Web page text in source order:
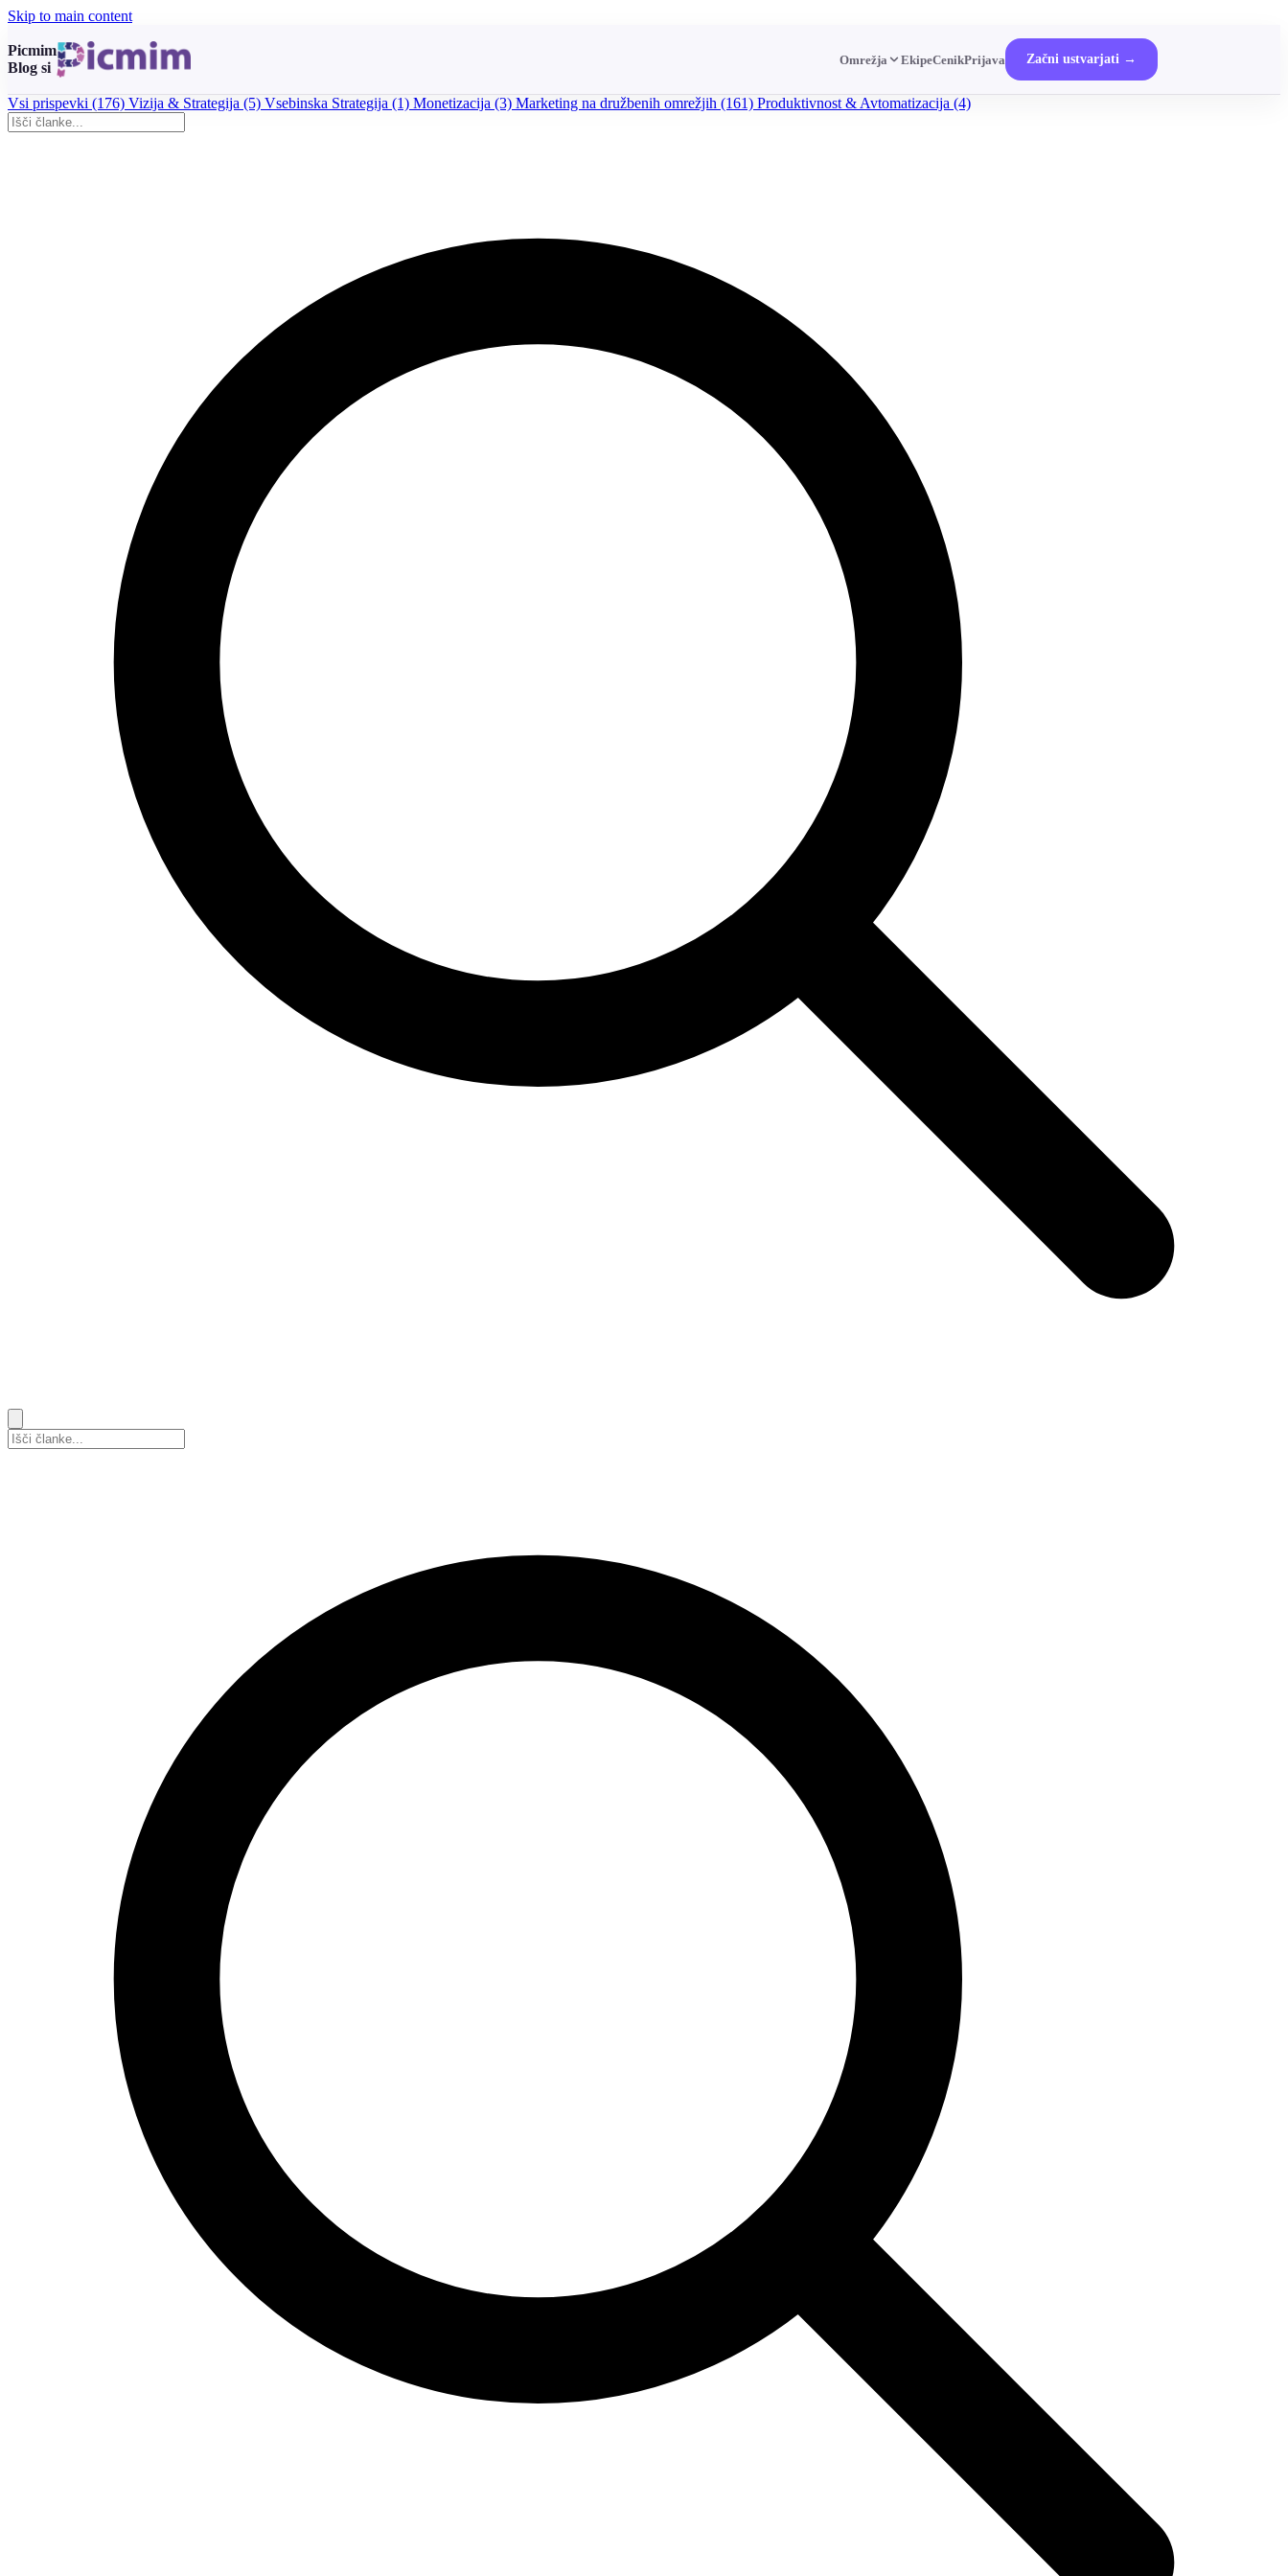
Skip to main content
Picmim
Blog si
Omrežja EkipeCenikPrijava Začni ustvarjati →
Vsi prispevki (176) Vizija & Strategija (5) Vsebinska Strategija (1) Monetizacija (3) Marketing na družbenih omrežjih (161) Produktivnost & Avtomatizacija (4)